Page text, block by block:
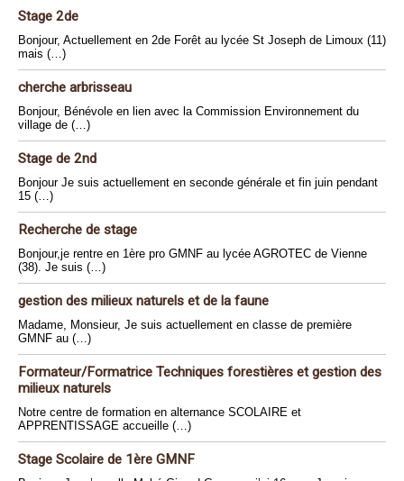
Stage 2de
Bonjour, Actuellement en 2de Forêt au lycée St Joseph de Limoux (11)
mais (…)
cherche arbrisseau
Bonjour, Bénévole en lien avec la Commission Environnement du
village de (…)
Stage de 2nd
Bonjour Je suis actuellement en seconde générale et fin juin pendant
15 (…)
Recherche de stage
Bonjour,je rentre en 1ère pro GMNF au lycée AGROTEC de Vienne
(38). Je suis (…)
gestion des milieux naturels et de la faune
Madame, Monsieur, Je suis actuellement en classe de première
GMNF au (…)
Formateur/Formatrice Techniques forestières et gestion des
milieux naturels
Notre centre de formation en alternance SCOLAIRE et
APPRENTISSAGE accueille (…)
Stage Scolaire de 1ère GMNF